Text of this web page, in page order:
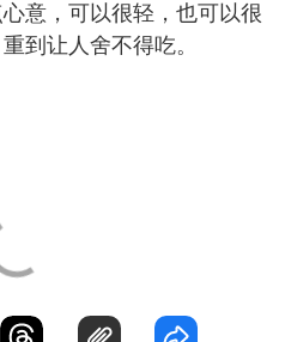
意，可以很轻，也可以很
到让人舍不得吃。